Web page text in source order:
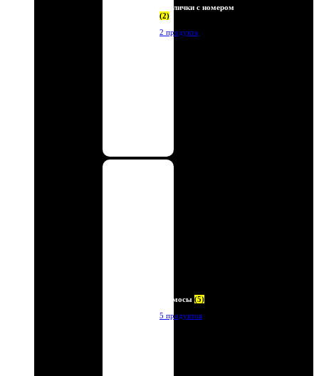
Таблички с номером
(2)
2 продукта
Термосы (5)
5 продуктов